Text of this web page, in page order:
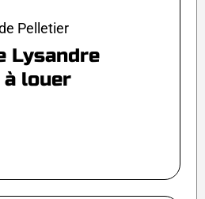
Pelletier
Lysandre
à louer